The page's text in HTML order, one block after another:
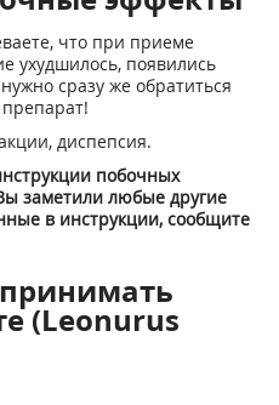
что при приеме
ухудшилось, появились
сразу же обратиться
диспепсия.
побочных
заметили любые другие
в инструкции, сообщите
(Leonurus